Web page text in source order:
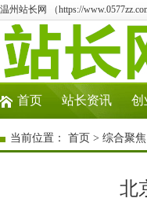
温州站长网 （https://
首页 站长资讯 创
当前位置： 首页 > 综合聚焦
北